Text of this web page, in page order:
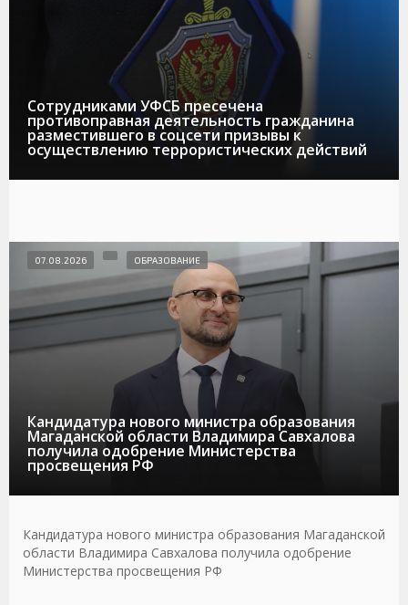
Сотрудниками УФСБ пресечена
противоправная деятельность гражданина
разместившего в соцсети призывы к
осуществлению террористических действий
Кандидатура нового министра образования
Магаданской области Владимира Савхалова
получила одобрение Министерства
просвещения РФ
07.08.2026 ОБРАЗОВАНИЕ
Кандидатура нового министра образования Магаданской
области Владимира Савхалова получила одобрение
Министерства просвещения РФ